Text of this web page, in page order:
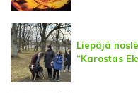
Liepājā
“Karostas